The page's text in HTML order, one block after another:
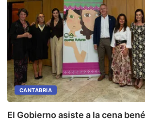
CANTABRIA
El Gobierno asiste a la cena